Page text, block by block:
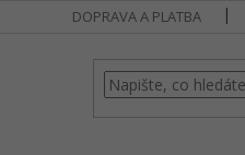
DOPRAVA A PLATBA